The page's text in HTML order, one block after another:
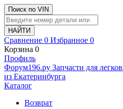
Поиск по VIN
Сравнение 0 Избранное 0
Корзина 0
Профиль
Фoрум196.ру Запчасти для
из Екатеринбурга
Каталог
Возврат